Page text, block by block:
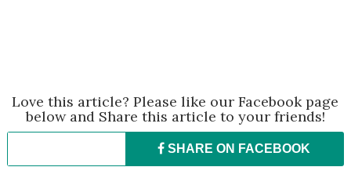
Love this article? Please like our Facebook page
below and Share this article to your friends!
SHARE ON FACEBOOK